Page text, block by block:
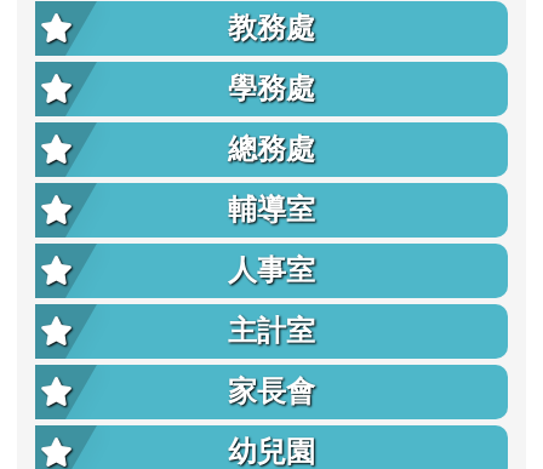
教務處
學務處
總務處
輔導室
人事室
主計室
家長會
幼兒園